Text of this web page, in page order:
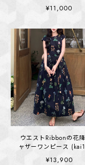
¥11,000
ウエストRibbonの花
ャザーワンピース
¥13,900